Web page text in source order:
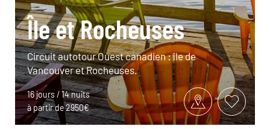
Île et Rocheuses
Circuit autotour Ouest canadien : île de
Vancouver et Rocheuses.
16 jours / 14 nuits
à partir de 2950€